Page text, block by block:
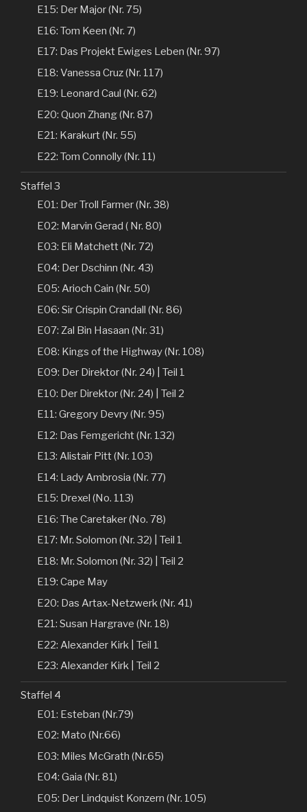
E15: Der Major (Nr. 75)
E16: Tom Keen (Nr. 7)
E17: Das Projekt Ewiges Leben (Nr. 97)
E18: Vanessa Cruz (Nr. 117)
E19: Leonard Caul (Nr. 62)
E20: Quon Zhang (Nr. 87)
E21: Karakurt (Nr. 55)
E22: Tom Connolly (Nr. 11)
Staffel 3
E01: Der Troll Farmer (Nr. 38)
E02: Marvin Gerad ( Nr. 80)
E03: Eli Matchett (Nr. 72)
E04: Der Dschinn (Nr. 43)
E05: Arioch Cain (Nr. 50)
E06: Sir Crispin Crandall (Nr. 86)
E07: Zal Bin Hasaan (Nr. 31)
E08: Kings of the Highway (Nr. 108)
E09: Der Direktor (Nr. 24) | Teil 1
E10: Der Direktor (Nr. 24) | Teil 2
E11: Gregory Devry (Nr. 95)
E12: Das Femgericht (Nr. 132)
E13: Alistair Pitt (Nr. 103)
E14: Lady Ambrosia (Nr. 77)
E15: Drexel (No. 113)
E16: The Caretaker (No. 78)
E17: Mr. Solomon (Nr. 32) | Teil 1
E18: Mr. Solomon (Nr. 32) | Teil 2
E19: Cape May
E20: Das Artax-Netzwerk (Nr. 41)
E21: Susan Hargrave (Nr. 18)
E22: Alexander Kirk | Teil 1
E23: Alexander Kirk | Teil 2
Staffel 4
E01: Esteban (Nr.79)
E02: Mato (Nr.66)
E03: Miles McGrath (Nr.65)
E04: Gaia (Nr. 81)
E05: Der Lindquist Konzern (Nr. 105)